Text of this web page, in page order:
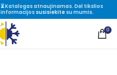
⏳ Katalogas atnaujinamas. Dėl tikslios
informacijos susisiekitesu mumis.
0